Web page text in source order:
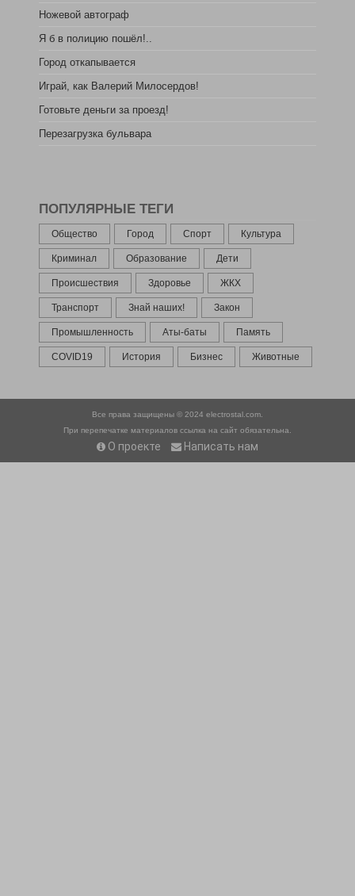
Ножевой автограф
Я б в полицию пошёл!..
Город откапывается
Играй, как Валерий Милосердов!
Готовьте деньги за проезд!
Перезагрузка бульвара
ПОПУЛЯРНЫЕ ТЕГИ
Общество Город Спорт Культура
Криминал Образование Дети
Происшествия Здоровье ЖКХ
Транспорт Знай наших! Закон
Промышленность Аты-баты Память
COVID19 История Бизнес Животные
Все права защищены © 2024 electrostal.com.
При перепечатке материалов ссылка на сайт обязательна.
О проекте Написать нам